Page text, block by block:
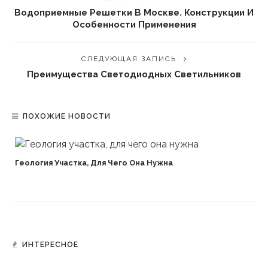
Водоприемные Решетки В Москве. Конструкции И
Особенности Применения
СЛЕДУЮЩАЯ ЗАПИСЬ
Преимущества Светодиодных Светильников
ПОХОЖИЕ НОВОСТИ
Геология Участка, Для Чего Она Нужна
ИНТЕРЕСНОЕ